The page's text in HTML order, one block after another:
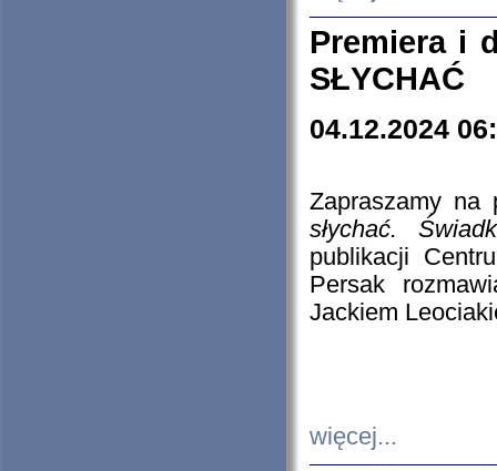
Premiera i
SŁYCHAĆ
04.12.2024
Zapraszamy
słychać.
publikacji
Persak
Jackiem
więcej...